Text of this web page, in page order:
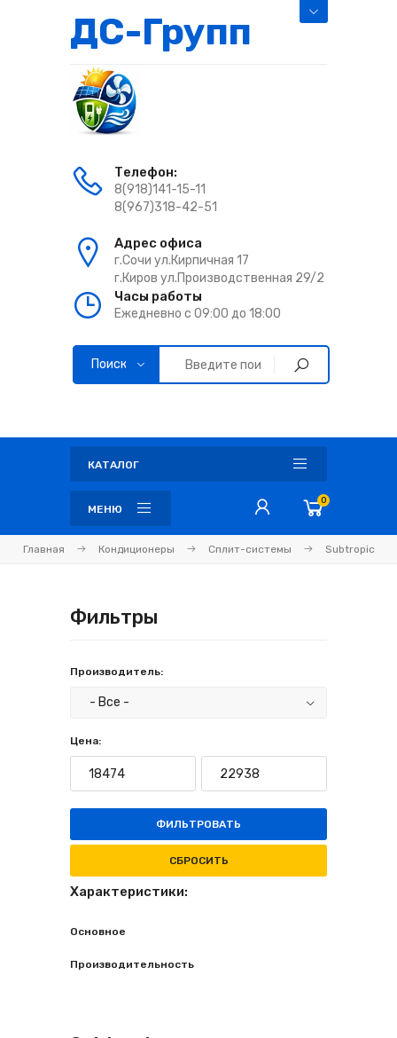
ДС-Групп
Телефон:
8(918)141-15-11
8(967)318-42-51
Адрес офиса
г.Сочи ул.Кирпичная 17
г.Киров ул.Производственная 29/2
Часы работы
Ежедневно с 09:00 до 18:00
КАТАЛОГ
МЕНЮ
0
Главная Кондиционеры Сплит-системы Subtropic
Фильтры
Производитель:
Цена:
ФИЛЬТРОВАТЬ
СБРОСИТЬ
Характеристики:
Основное
Производительность